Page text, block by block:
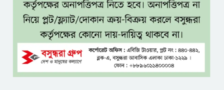
সেবার মানসিকতা ছাড়া
চিকিৎসাব্যবস্থার মানোন্নয়ন সম্ভব
নয়: প্রধানমন্ত্রী
বিদ্যুৎ-জ্বালানি নিয়ে অস্থিতিশীলতা
সৃষ্টিতে সক্রিয় চক্র: প্রধানমন্ত্রী